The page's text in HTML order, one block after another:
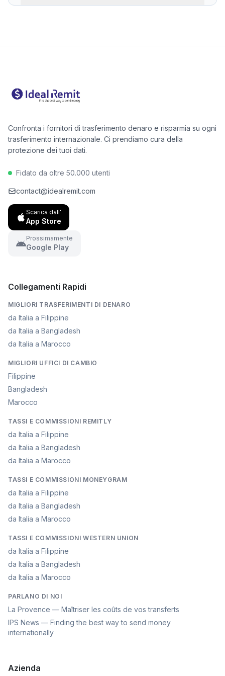
Confronta i fornitori di trasferimento denaro e risparmia su ogni
trasferimento internazionale. Ci prendiamo cura della
protezione dei tuoi dati.
Fidato da oltre 50.000 utenti
contact@idealremit.com
Scarica dall'
App Store
Prossimamente
Google Play
Collegamenti Rapidi
MIGLIORI TRASFERIMENTI DI DENARO
da Italia a Filippine
da Italia a Bangladesh
da Italia a Marocco
MIGLIORI UFFICI DI CAMBIO
Filippine
Bangladesh
Marocco
TASSI E COMMISSIONI REMITLY
da Italia a Filippine
da Italia a Bangladesh
da Italia a Marocco
TASSI E COMMISSIONI MONEYGRAM
da Italia a Filippine
da Italia a Bangladesh
da Italia a Marocco
TASSI E COMMISSIONI WESTERN UNION
da Italia a Filippine
da Italia a Bangladesh
da Italia a Marocco
PARLANO DI NOI
La Provence — Maîtriser les coûts de vos transferts
IPS News — Finding the best way to send money
internationally
Azienda